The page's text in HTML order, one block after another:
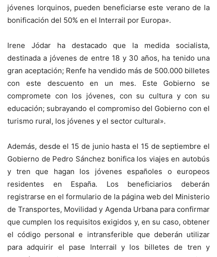
jóvenes lorquinos, pueden beneficiarse este verano de la
bonificación del 50% en el Interrail por Europa».
Irene Jódar ha destacado que la medida socialista,
destinada a jóvenes de entre 18 y 30 años, ha tenido una
gran aceptación; Renfe ha vendido más de 500.000 billetes
con este descuento en un mes. Este Gobierno se
compromete con los jóvenes, con su cultura y con su
educación; subrayando el compromiso del Gobierno con el
turismo rural, los jóvenes y el sector cultural».
Además, desde el 15 de junio hasta el 15 de septiembre el
Gobierno de Pedro Sánchez bonifica los viajes en autobús
y tren que hagan los jóvenes españoles o europeos
residentes en España. Los beneficiarios deberán
registrarse en el formulario de la página web del Ministerio
de Transportes, Movilidad y Agenda Urbana para confirmar
que cumplen los requisitos exigidos y, en su caso, obtener
el código personal e intransferible que deberán utilizar
para adquirir el pase Interrail y los billetes de tren y